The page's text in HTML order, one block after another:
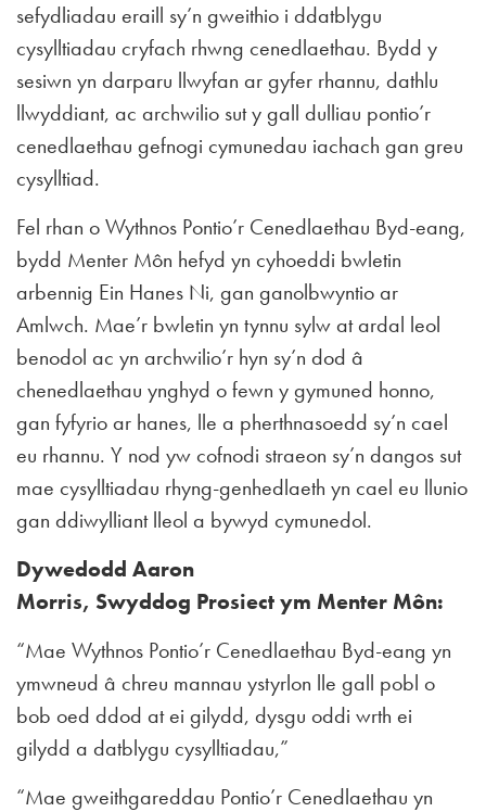
sefydliadau eraill sy’n gweithio i ddatblygu
cysylltiadau cryfach rhwng cenedlaethau. Bydd y
sesiwn yn darparu llwyfan ar gyfer rhannu, dathlu
llwyddiant, ac archwilio sut y gall dulliau pontio’r
cenedlaethau gefnogi cymunedau iachach gan greu
cysylltiad.
Fel rhan o Wythnos Pontio’r Cenedlaethau Byd-eang,
bydd Menter Môn hefyd yn cyhoeddi bwletin
arbennig Ein Hanes Ni, gan ganolbwyntio ar
Amlwch. Mae’r bwletin yn tynnu sylw at ardal leol
benodol ac yn archwilio’r hyn sy’n dod â
chenedlaethau ynghyd o fewn y gymuned honno,
gan fyfyrio ar hanes, lle a pherthnasoedd sy’n cael
eu rhannu. Y nod yw cofnodi straeon sy’n dangos sut
mae cysylltiadau rhyng-genhedlaeth yn cael eu llunio
gan ddiwylliant lleol a bywyd cymunedol.
Dywedodd Aaron
Morris, Swyddog Prosiect ym Menter Môn:
“Mae Wythnos Pontio’r Cenedlaethau Byd-eang yn
ymwneud â chreu mannau ystyrlon lle gall pobl o
bob oed ddod at ei gilydd, dysgu oddi wrth ei
gilydd a datblygu cysylltiadau,”
“Mae gweithgareddau Pontio’r Cenedlaethau yn